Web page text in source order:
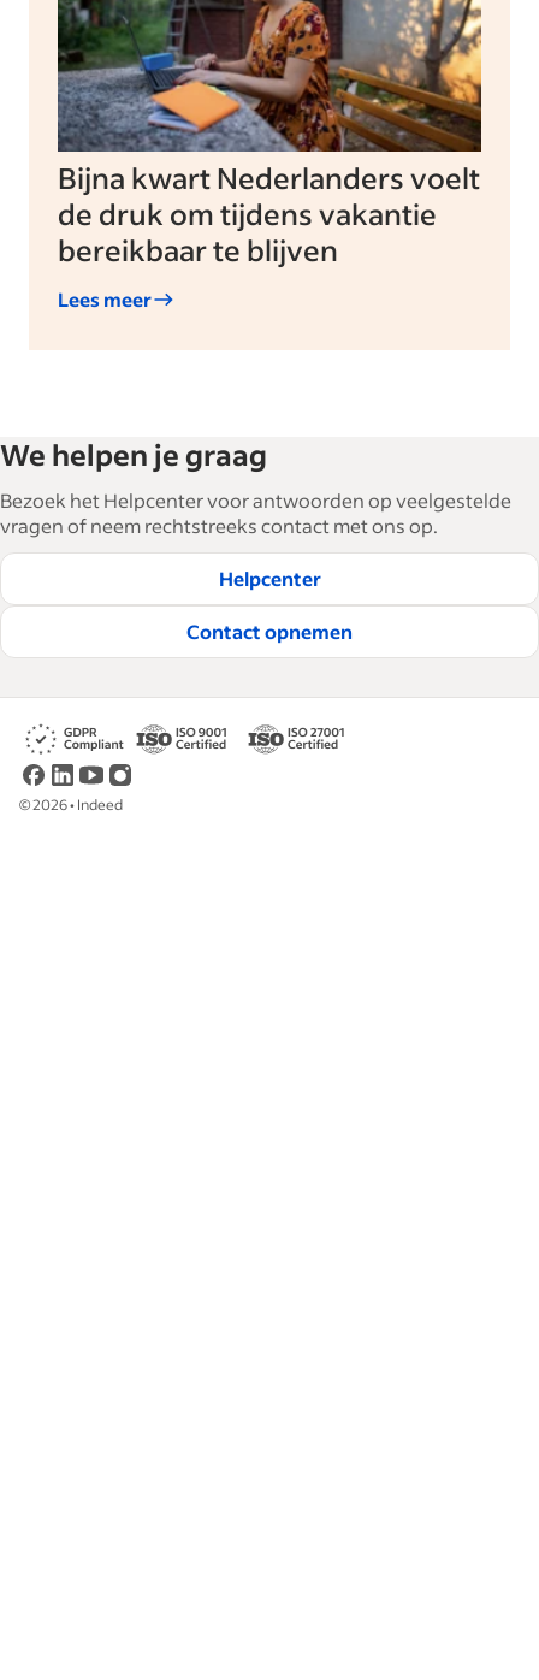
Bijna kwart Nederlanders voelt
de druk om tijdens vakantie
bereikbaar te blijven
Lees meer
We helpen je graag
Bezoek het Helpcenter voor antwoorden op veelgestelde
vragen of neem rechtstreeks contact met ons op.
Helpcenter
Contact opnemen
©2026• Indeed